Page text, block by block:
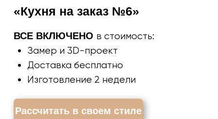
Рассчитать в своем стиле
называют итальянскими по
качеству,российскими по цене.